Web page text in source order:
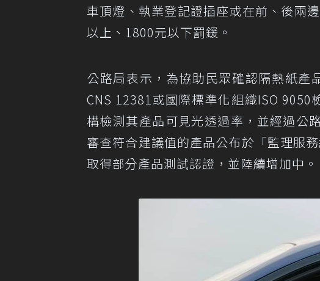
車頂燈、執業登記證插座或在前、後兩
以上、1800元以下罰鍰。
公路局表示，為協助民眾確認隔熱紙產
CNS 12381或國際標準化組織ISO
構檢測其產品可見光透過率，並經過公
審查符合建議值的產品公布於「監理服
取得部分產品測試認證，並陸續增加中。